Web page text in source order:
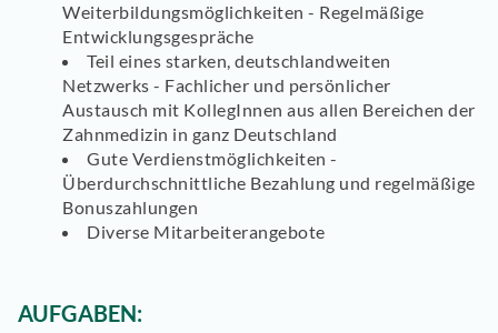
Weiterbildungsmöglichkeiten - Regelmäßige
Entwicklungsgespräche
Teil eines starken, deutschlandweiten
Netzwerks - Fachlicher und persönlicher
Austausch mit KollegInnen aus allen Bereichen der
Zahnmedizin in ganz Deutschland
Gute Verdienstmöglichkeiten -
Überdurchschnittliche Bezahlung und regelmäßige
Bonuszahlungen
Diverse Mitarbeiterangebote
AUFGABEN: